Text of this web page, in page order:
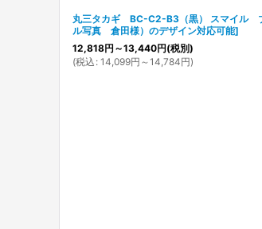
丸三タカギ BC-C2-B3（黒） スマイル
ル写真 倉田様）のデザイン対応可能]
12,818円 ～13,440円(税別)
(税込 : 14,099円 ～14,784円)